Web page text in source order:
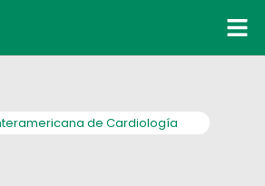
de Cardiología